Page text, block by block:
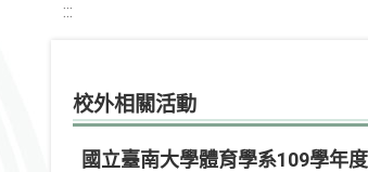
:::
校外相關活動
國立臺南大學體育學系109學年